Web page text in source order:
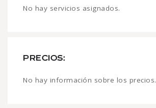
No hay servicios asignados.
PRECIOS:
No hay información sobre los precios.